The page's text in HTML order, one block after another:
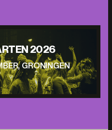
2026
GRONINGEN